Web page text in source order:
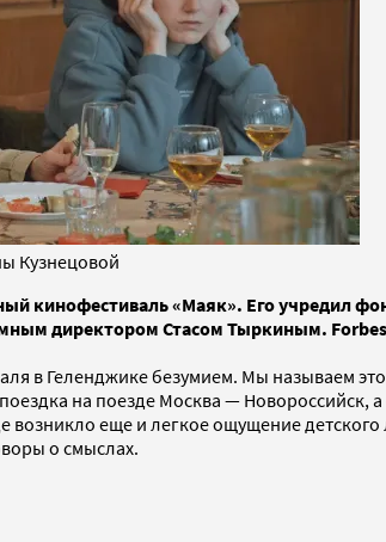
Кузнецовой
кинофестиваль «Маяк». Его учредил
директором Стасом Тыркиным.
в Геленджике безумием. Мы называем
на поезде Москва —
возникло еще и легкое ощущение
о смыслах.